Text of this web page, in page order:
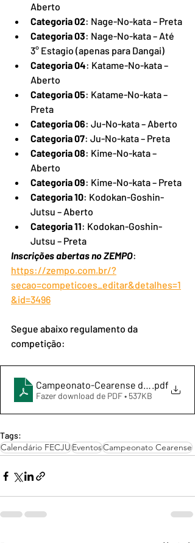
Aberto
Categoria 02: Nage-No-kata – Preta
Categoria 03: Nage-No-kata – Até
3° Estagio (apenas para Dangai)
Categoria 04: Katame-No-kata –
Aberto
Categoria 05: Katame-No-kata –
Preta
Categoria 06: Ju-No-kata – Aberto
Categoria 07: Ju-No-kata – Preta
Categoria 08: Kime-No-kata –
Aberto
Categoria 09: Kime-No-kata – Preta
Categoria 10: Kodokan-Goshin-
Jutsu – Aberto
Categoria 11: Kodokan-Goshin-
Jutsu – Preta
Inscrições abertas no ZEMPO:
https://zempo.com.br/?
secao=competicoes_editar&detalhes=1
&id=3496
Segue abaixo regulamento da
competição:
Campeonato-Cearense de Kata -
.pdf
Fazer download de PDF • 537KB
Tags:
Calendário FECJUEventosCampeonato Cearense